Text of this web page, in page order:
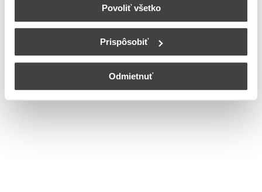
Povoliť všetko
Prispôsobiť
Odmietnuť
Vajanského
Nastavenia cookies